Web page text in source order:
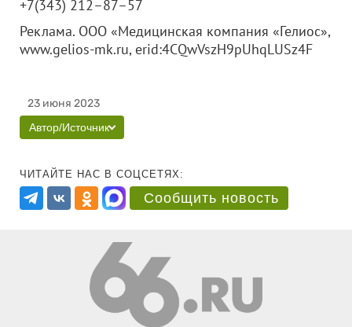
+7(343) 212–87–57
Реклама. ООО «Медицинская компания «Гелиос»,
www.gelios-mk.ru, erid:4CQwVszH9pUhqLUSz4F
23 июня 2023
Автор/Источник
ЧИТАЙТЕ НАС В СОЦСЕТЯХ:
Сообщить новость